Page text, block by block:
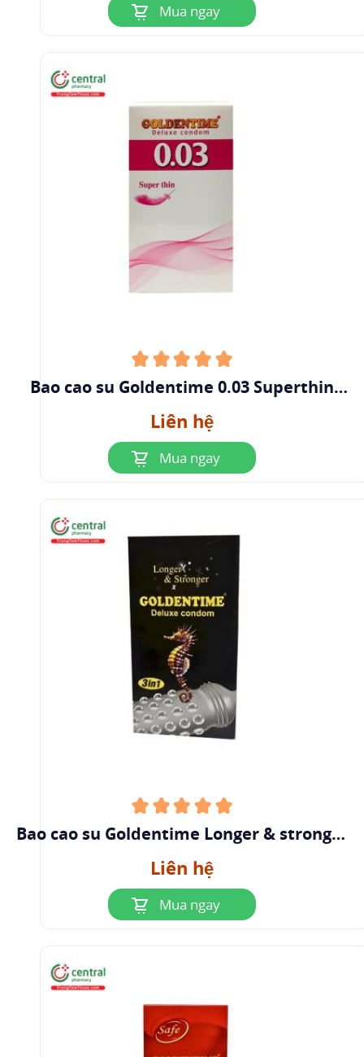
Mua ngay
Bao cao su Goldentime 0.03 Superthin
Liên hệ
Mua ngay
Bao cao su Goldentime Longer & stronger
Liên hệ
Mua ngay